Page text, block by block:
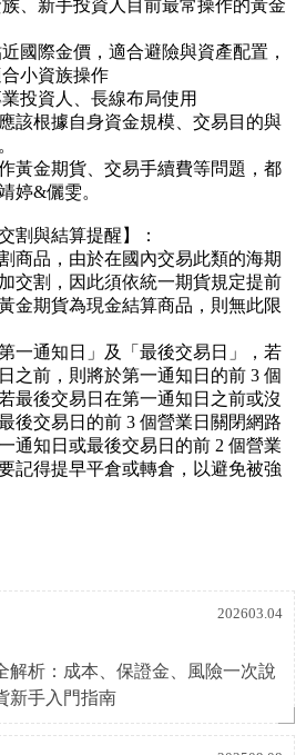
、新手投資人目前最常操作的黃金
國際金價，適合避險與資產配置，
小資族操作
投資人、長線布局使用
該根據自身資金規模、交易目的與
黃金期貨、交易手續費等問題，都
婷&儷雯。
割與結算提醒】：
商品，由於在國內交易此類的海期
交割，因此須依統一期貨規定提前
金期貨為現金結算商品，則無此限
一通知日」及「最後交易日」，若
之前，則將於第一通知日的前 3 個
最後交易日在第一通知日之前或沒
後交易日的前 3 個營業日關閉網路
通知日或最後交易日的前 2 個營業
記得提早平倉或轉倉，以避免被強
202603.04
解析：成本、保證金、風險一次說
新手入門指南